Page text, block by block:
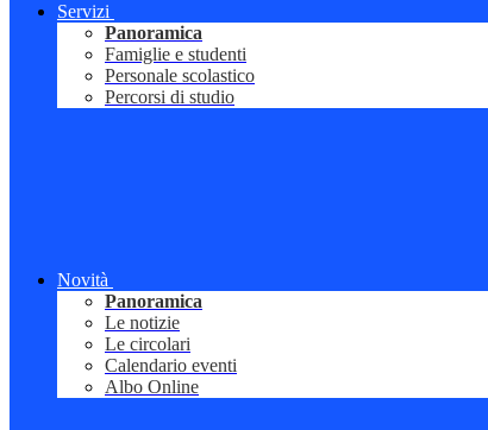
Servizi
Panoramica
Famiglie e studenti
Personale scolastico
Percorsi di studio
Novità
Panoramica
Le notizie
Le circolari
Calendario eventi
Albo Online